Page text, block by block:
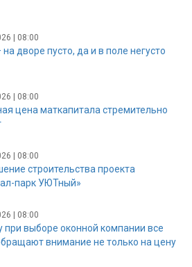
| 08:00
дворе пусто, да и в поле негусто
| 08:00
цена маткапитала стремительно
| 08:00
строительства проекта
парк УЮТный»
| 08:00
при выборе оконной компании все
внимание не только на цену